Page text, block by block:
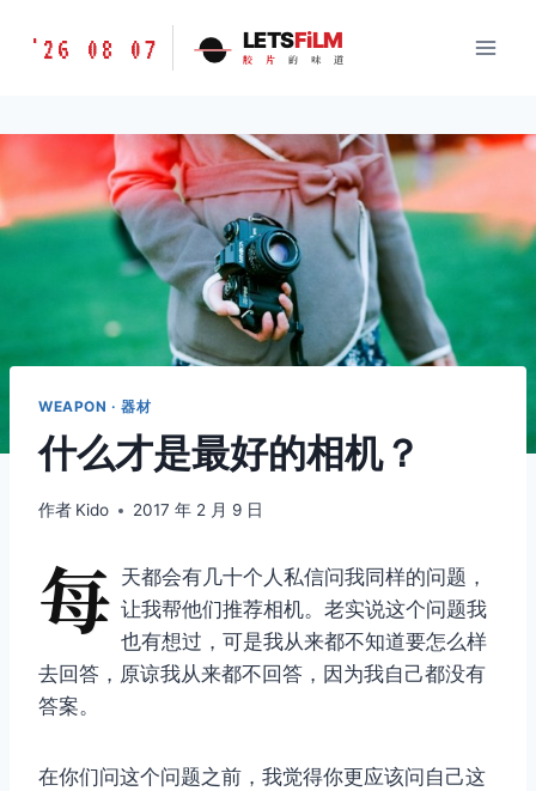
胶
味
LETSFILM
'26 08 07 LETSFiLM
胶 片 的 味 道
WEAPON · 器材
什么才是最好的相机？
作者 Kido 2017 年 2 月 9 日
每 天都会有几十个人私信问我同样的问题，
让我帮他们推荐相机。老实说这个问题我
也有想过，可是我从来都不知道要怎么样
去回答，原谅我从来都不回答，因为我自己都没有
答案。
在你们问这个问题之前，我觉得你更应该问自己这